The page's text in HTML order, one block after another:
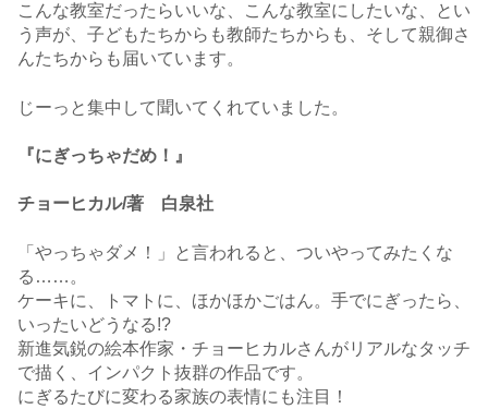
こんな教室だったらいいな、こんな教室にしたいな、とい
う声が、子どもたちからも教師たちからも、そして親御さ
んたちからも届いています。
じーっと集中して聞いてくれていました。
『にぎっちゃだめ！』
チョーヒカル/著 白泉社
「やっちゃダメ！」と言われると、ついやってみたくな
る……。
ケーキに、トマトに、ほかほかごはん。手でにぎったら、
いったいどうなる!?
新進気鋭の絵本作家・チョーヒカルさんがリアルなタッチ
で描く、インパクト抜群の作品です。
にぎるたびに変わる家族の表情にも注目！